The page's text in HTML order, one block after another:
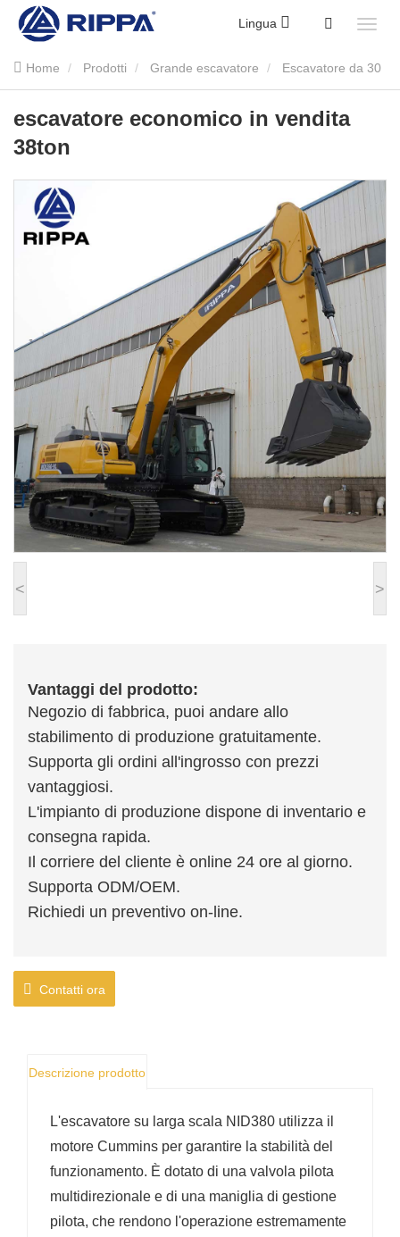
Lingua
Home Prodotti Grande escavatore Escavatore da 30
escavatore economico in vendita 38ton
< >
escavatore economico in vendita
38ton
Vantaggi del prodotto:
Negozio di fabbrica, puoi andare allo
stabilimento di produzione gratuitamente.
Supporta gli ordini all'ingrosso con prezzi
vantaggiosi.
L'impianto di produzione dispone di inventario e
consegna rapida.
Il corriere del cliente è online 24 ore al giorno.
Supporta ODM/OEM.
Richiedi un preventivo on-line.
Contatti ora
Descrizione prodotto
L'escavatore su larga scala NID380 utilizza il
motore Cummins per garantire la stabilità del
funzionamento. È dotato di una valvola pilota
multidirezionale e di una maniglia di gestione
pilota, che rendono l'operazione estremamente